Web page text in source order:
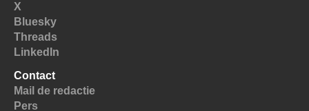
X
Bluesky
Threads
LinkedIn
Contact
Mail de redactie
Pers